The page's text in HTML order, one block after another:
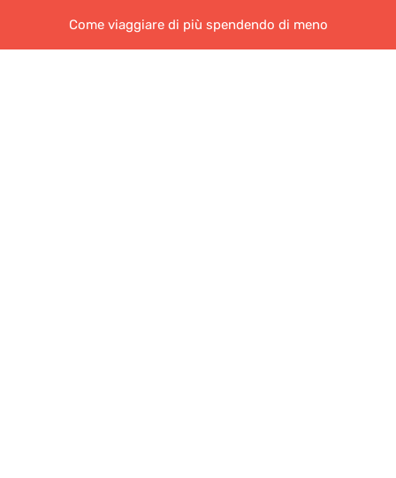
Come viaggiare di più spendendo di meno